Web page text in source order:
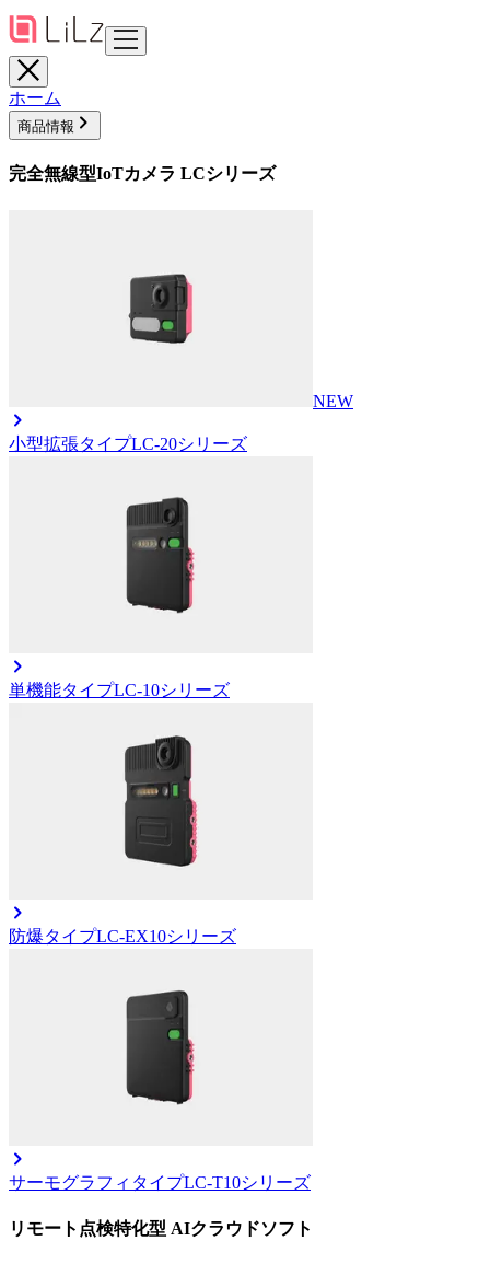
ホーム
商品情報
完全無線型IoTカメラ LCシリーズ
NEW
小型拡張タイプLC-20シリーズ
単機能タイプLC-10シリーズ
防爆タイプLC-EX10シリーズ
サーモグラフィタイプLC-T10シリーズ
リモート点検特化型 AIクラウドソフト